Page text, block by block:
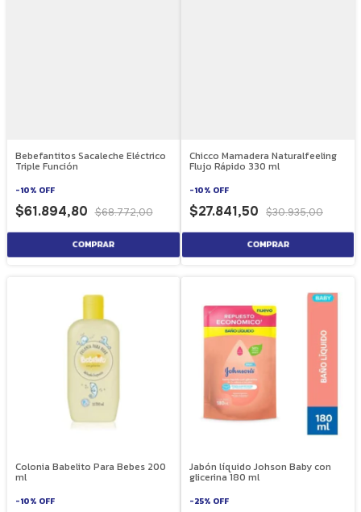
Bebefantitos Sacaleche Eléctrico
Triple Función
-10% OFF
$61.894,80 $68.772,00
Chicco Mamadera Naturalfeeling
Flujo Rápido 330 ml
-10% OFF
$27.841,50 $30.935,00
Colonia Babelito Para Bebes 200
ml
-10% OFF
Jabón líquido Johson Baby con
glicerina 180 ml
-25% OFF